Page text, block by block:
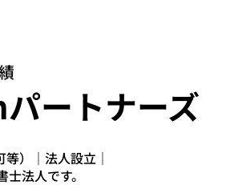
ートナーズ
）｜法人設立｜
法人です。